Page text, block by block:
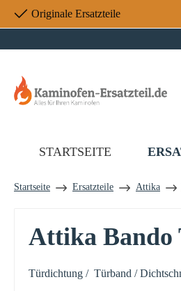
Hauptinhalt springen
Zur Suche springen
Zur Hauptnavigation springen
Originale Ersatzteile
STARTSEITE
Startseite Ersatzteile Attika
Attika Bando
Türdichtung / Türband /